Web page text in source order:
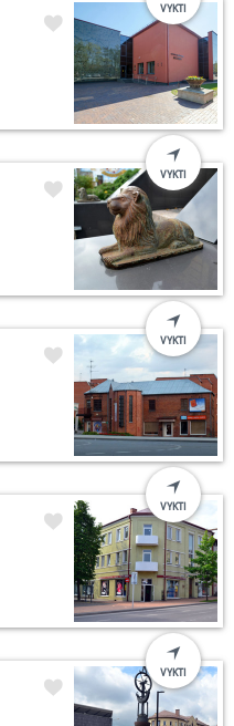
VYKTI
VYKTI
VYKTI
VYKTI
VYKTI